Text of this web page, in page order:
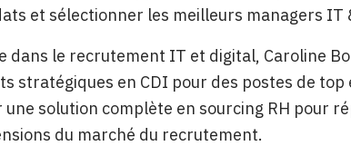
et sélectionner les meilleurs managers IT
dans le recrutement IT et digital, Caroline
stratégiques en CDI pour des postes de
solution complète en sourcing RH pour
du marché du recrutement.